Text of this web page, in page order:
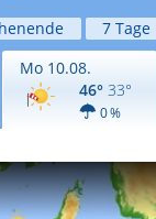
7 Tage
Mo 10.08.
46° 33°
0 %